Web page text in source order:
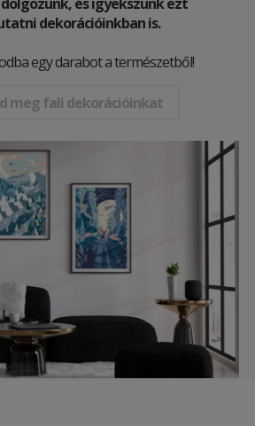
dekorációinkban is.
egy darabot a természetből!
meg fali dekorációinkat